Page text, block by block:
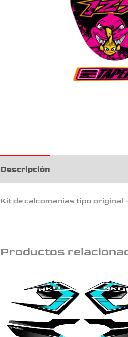
Descripción
Kit de calcomanias tipo original
Productos